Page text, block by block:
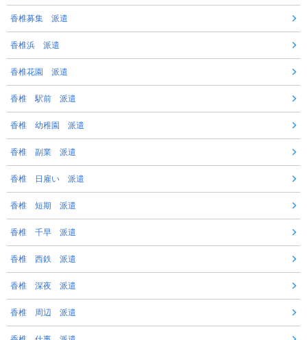
香椎募集 派遣
香椎浜 派遣
香椎花園 派遣
香椎 駅前 派遣
香椎 幼稚園 派遣
香椎 副業 派遣
香椎 日雇い 派遣
香椎 短期 派遣
香椎 千早 派遣
香椎 西鉄 派遣
香椎 深夜 派遣
香椎 周辺 派遣